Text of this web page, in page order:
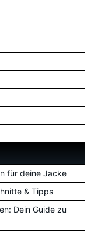
für deine Jacke
& Tipps
Dein Guide zu